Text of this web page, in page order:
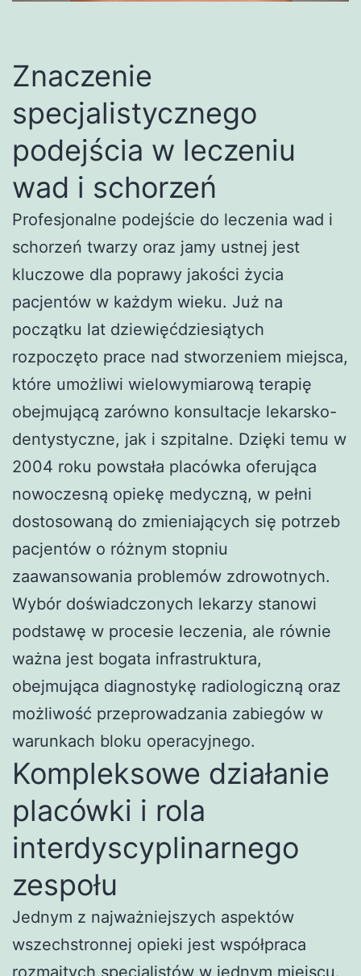
Znaczenie
specjalistycznego
podejścia w leczeniu
wad i schorzeń
Profesjonalne podejście do leczenia wad i
schorzeń twarzy oraz jamy ustnej jest
kluczowe dla poprawy jakości życia
pacjentów w każdym wieku. Już na
początku lat dziewięćdziesiątych
rozpoczęto prace nad stworzeniem miejsca,
które umożliwi wielowymiarową terapię
obejmującą zarówno konsultacje lekarsko-
dentystyczne, jak i szpitalne. Dzięki temu w
2004 roku powstała placówka oferująca
nowoczesną opiekę medyczną, w pełni
dostosowaną do zmieniających się potrzeb
pacjentów o różnym stopniu
zaawansowania problemów zdrowotnych.
Wybór doświadczonych lekarzy stanowi
podstawę w procesie leczenia, ale równie
ważna jest bogata infrastruktura,
obejmująca diagnostykę radiologiczną oraz
możliwość przeprowadzania zabiegów w
warunkach bloku operacyjnego.
Kompleksowe działanie
placówki i rola
interdyscyplinarnego
zespołu
Jednym z najważniejszych aspektów
wszechstronnej opieki jest współpraca
rozmaitych specjalistów w jednym miejscu.